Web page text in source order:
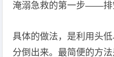
淹溺急救的第一步——排
具体的做法，是利用头
分倒出来。最简便的方